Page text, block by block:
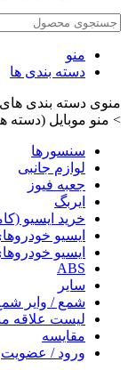
منو
دسته بندی ها
منوی دسته بندی
> منو موبایل (دسته
سنسورها
لوازم جانبی
جعبه فیوز
ایربگ
خرید ایسیو
ایسیو
ایسیو
ABS
سایر
شمع / وایر
لیست علاقه
مقایسه
ورود / عضویت